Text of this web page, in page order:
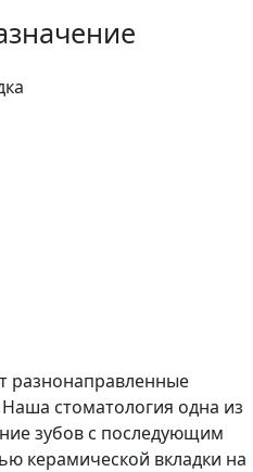
разнонаправленные
Наша стоматология одна из
зубов с последующим
керамической вкладки на